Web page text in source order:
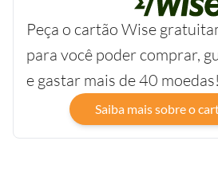
Peça o cartão Wise
para você poder comprar,
e gastar mais de 40 moedas!
Saiba mais sobre o